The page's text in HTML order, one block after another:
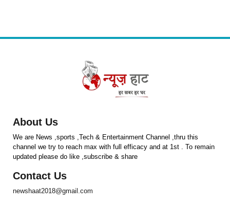
About Us
We are News ,sports ,Tech & Entertainment Channel ,thru this
channel we try to reach max with full efficacy and at 1st . To remain
updated please do like ,subscribe & share
Contact Us
newshaat2018@gmail.com